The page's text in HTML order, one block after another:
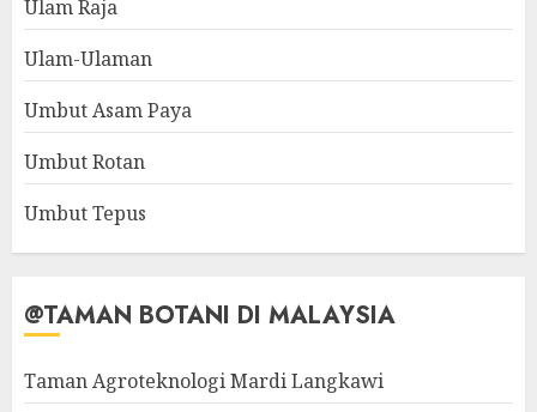
Ulam Raja
Ulam-Ulaman
Umbut Asam Paya
Umbut Rotan
Umbut Tepus
@TAMAN BOTANI DI MALAYSIA
Taman Agroteknologi Mardi Langkawi